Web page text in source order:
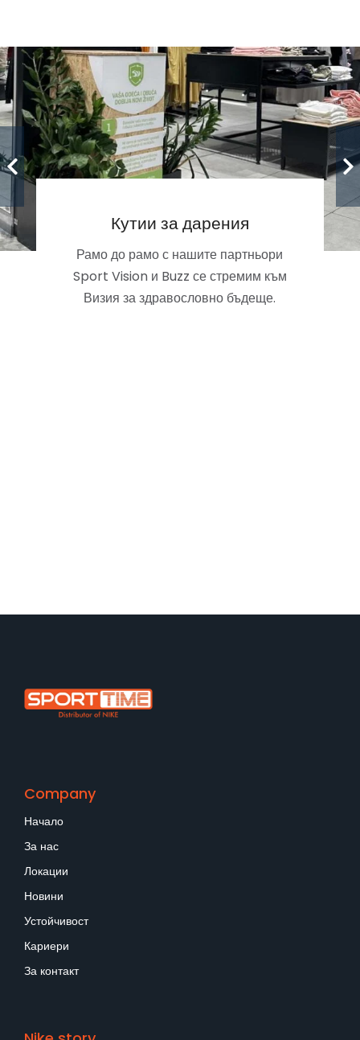
Кутии за дарения
Рамо до рамо с нашите партньори
Sport Vision и Buzz се стремим към
Визия за здравословно бъдеще.
Company
Начало
За нас
Локации
Новини
Устойчивост
Кариери
За контакт